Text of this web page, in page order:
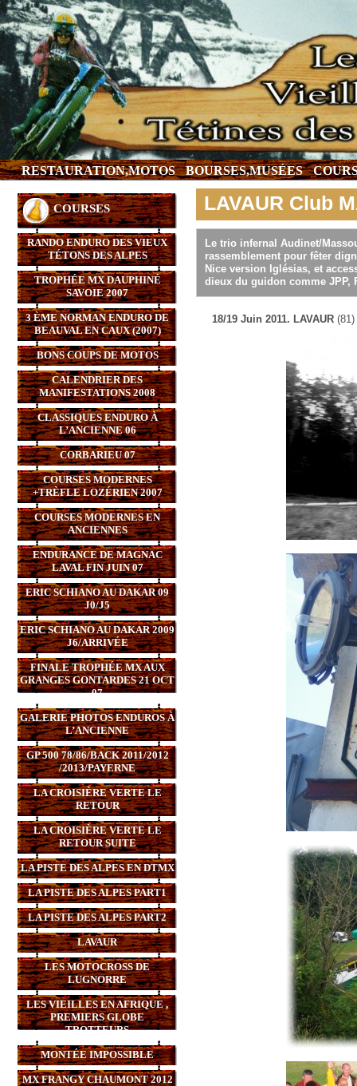
RESTAURATION,MOTOS BOURSES,MUSÉES
COURSES
RANDO ENDURO DES VIEUX
TÉTONS DES ALPES
TROPHÉE MX DAUPHINÉ
SAVOIE 2007
3 ÈME NORMAN ENDURO DE
BEAUVAL EN CAUX (2007)
BONS COUPS DE MOTOS
CALENDRIER DES
MANIFESTATIONS 2008
CLASSIQUES ENDURO À
L’ANCIENNE 06
CORBARIEU 07
COURSES MODERNES
+TRÈFLE LOZÉRIEN 2007
COURSES MODERNES EN
ANCIENNES
ENDURANCE DE MAGNAC
LAVAL FIN JUIN 07
ERIC SCHIANO AU DAKAR 09
J0/J5
ERIC SCHIANO AU DAKAR 2009
J6/ARRIVÉE
FINALE TROPHÉE MX AUX
GRANGES GONTARDES 21 OCT
07
GALERIE PHOTOS ENDUROS À
L’ANCIENNE
GP 500 78/86/BACK 2011/2012
/2013/PAYERNE
LA CROISIÈRE VERTE LE
RETOUR
LA CROISIÈRE VERTE LE
RETOUR SUITE
LA PISTE DES ALPES EN DTMX
LA PISTE DES ALPES PART1
LA PISTE DES ALPES PART2
LAVAUR
LES MOTOCROSS DE
LUGNORRE
LES VIEILLES EN AFRIQUE ,
PREMIERS GLOBE
TROTTEURS
MONTÉE IMPOSSIBLE
MX FRANGY CHAUMONT 2012
LAVAUR Club
Le trio infernal Audinet/
rassemblement pour fêter
Nice version Iglésias, et
dieux du guidon comme JPP,
18/19 Juin 2011. LAVAUR (81)